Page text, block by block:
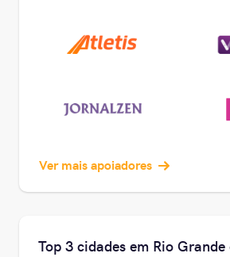
Ver mais apoiadores
Top 3 cidades em Rio